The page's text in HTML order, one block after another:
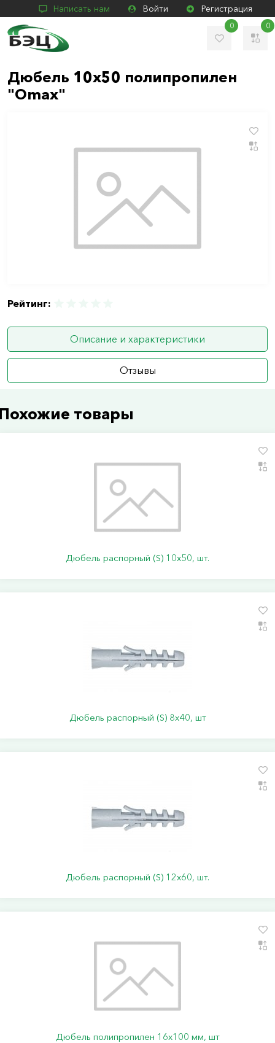
Написать нам Войти Регистрация
0 0
Дюбель 10х50 полипропилен
"Omax"
Рейтинг:
Описание и характеристики
Отзывы
товары
Дюбель распорный (S) 10х50, шт.
Дюбель распорный (S) 8х40, шт
Дюбель распорный (S) 12х60, шт.
Дюбель полипропилен 16х100 мм, шт